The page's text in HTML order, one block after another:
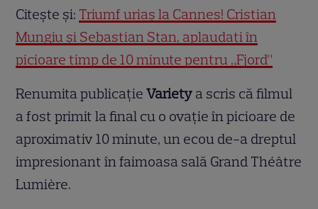
Citește și: Triumf uriaș la Cannes! Cristian
Mungiu și Sebastian Stan, aplaudați în
picioare timp de 10 minute pentru „Fjord”
Renumita publicațieVariety a scris că filmul
a fost primit la final cu o ovație în picioare de
aproximativ 10 minute, un ecou de-a dreptul
impresionant în faimoasa sală Grand Théâtre
Lumière.